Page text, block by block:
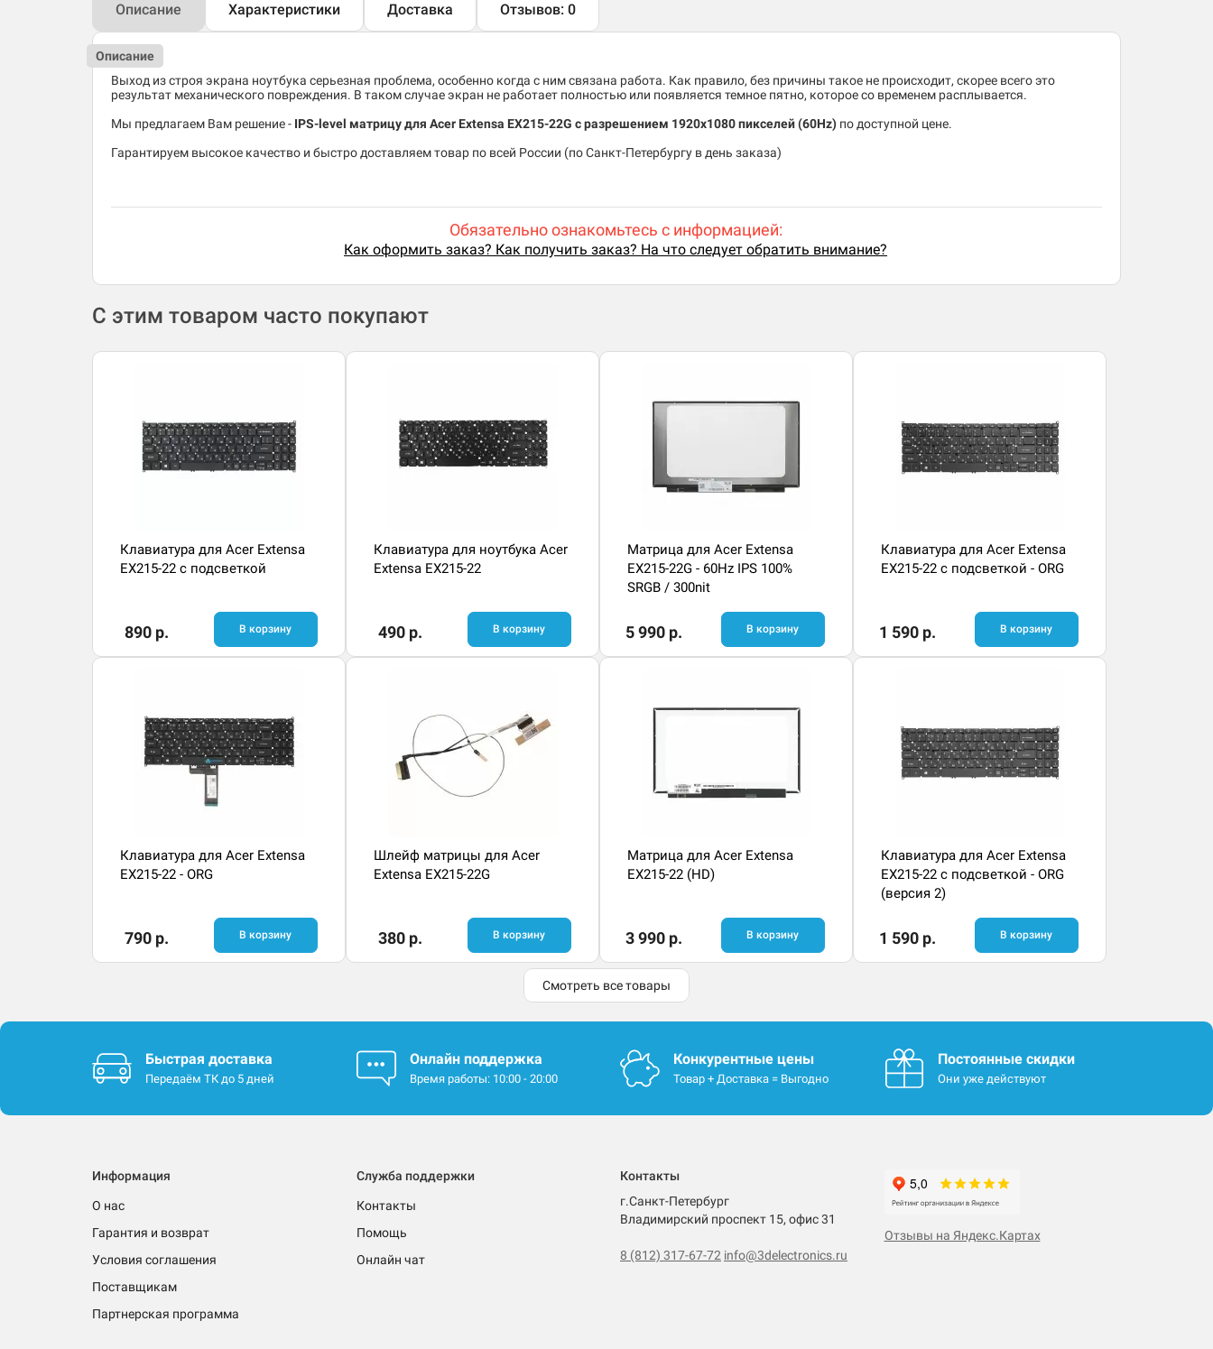
Описание Характеристики Доставка Отзывов: 0
Описание
Выход из строя экрана ноутбука серьезная проблема, особенно когда с ним связана работа. Как правило, без причины такое не происходит, скорее всего это
результат механического повреждения. В таком случае экран не работает полностью или появляется темное пятно, которое со временем расплывается.
Мы предлагаем Вам решение - IPS-level матрицу для Acer Extensa EX215-22G c разрешением 1920x1080 пикселей (60Hz) по доступной цене.
Гарантируем высокое качество и быстро доставляем товар по всей России (по Санкт-Петербургу в день заказа)
Обязательно ознакомьтесь с информацией:
Как оформить заказ? Как получить заказ? На что следует обратить внимание?
С этим товаром часто покупают
Клавиатура для Acer Extensa
EX215-22 с подсветкой
890 р. В корзину
Клавиатура для ноутбука Acer
Extensa EX215-22
490 р. В корзину
Матрица для Acer Extensa
EX215-22G - 60Hz IPS 100%
SRGB / 300nit
5 990 р. В корзину
Клавиатура для Acer Extensa
EX215-22 с подсветкой - ORG
1 590 р. В корзину
Клавиатура для Acer Extensa
EX215-22 - ORG
790 р. В корзину
Шлейф матрицы для Acer
Extensa EX215-22G
380 р. В корзину
Матрица для Acer Extensa
EX215-22 (HD)
3 990 р. В корзину
Клавиатура для Acer Extensa
EX215-22 с подсветкой - ORG
(версия 2)
1 590 р. В корзину
Смотреть все товары
Быстрая доставка
Передаём ТК до 5 дней
Онлайн поддержка
Время работы: 10:00 - 20:00
Конкурентные цены
Товар + Доставка = Выгодно
Постоянные скидки
Они уже действуют
Информация
О нас
Гарантия и возврат
Условия соглашения
Поставщикам
Партнерская программа
Служба поддержки
Контакты
Помощь
Онлайн чат
Контакты
г.Санкт-Петербург
Владимирский проспект 15, офис 31
8 (812) 317-67-72 info@3delectronics.ru
Отзывы на Яндекс.Картах